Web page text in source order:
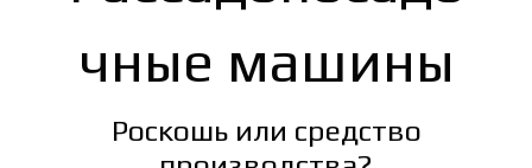
чные машины
Роскошь или средство